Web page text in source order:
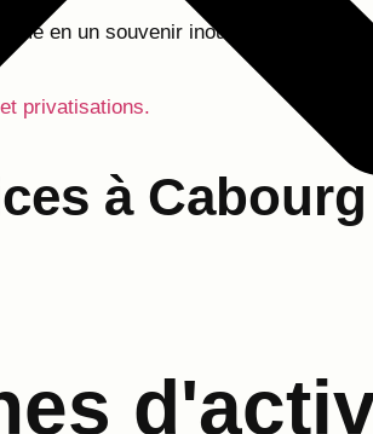
en un souvenir inoubliable grâce
privatisations.
à Cabourg